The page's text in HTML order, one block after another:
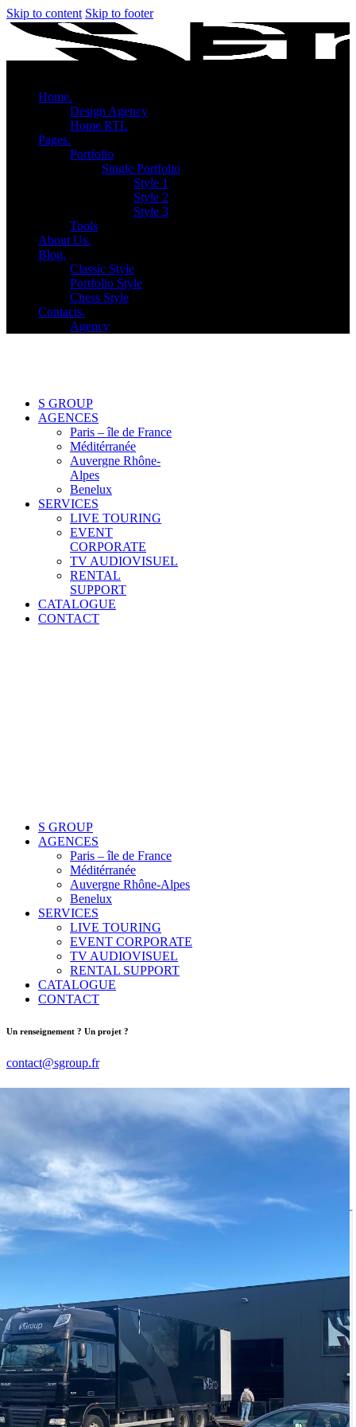
Skip to content Skip to footer
Home.
Design Agency
Home RTL
Pages.
Portfolio
Single Portfolio
Style 1
Style 2
Style 3
Tools
About Us.
Blog.
Classic Style
Portfolio Style
Chess Style
Contacts.
Agency
S GROUP
AGENCES
Paris – île de France
Méditérranée
Auvergne Rhône-
Alpes
Benelux
SERVICES
LIVE TOURING
EVENT
CORPORATE
TV AUDIOVISUEL
RENTAL
SUPPORT
CATALOGUE
CONTACT
S GROUP
AGENCES
Paris – île de France
Méditérranée
Auvergne Rhône-Alpes
Benelux
SERVICES
LIVE TOURING
EVENT CORPORATE
TV AUDIOVISUEL
RENTAL SUPPORT
CATALOGUE
CONTACT
Un renseignement ? Un projet ?
contact@sgroup.fr
Avenue du Commerce 1420 Braine l’Alleud
Téléphone
+32 0800 82 111
CONTACTEZ-NOUS